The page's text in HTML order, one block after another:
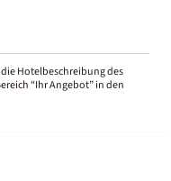
Hotelbeschreibung des
“Ihr Angebot” in den